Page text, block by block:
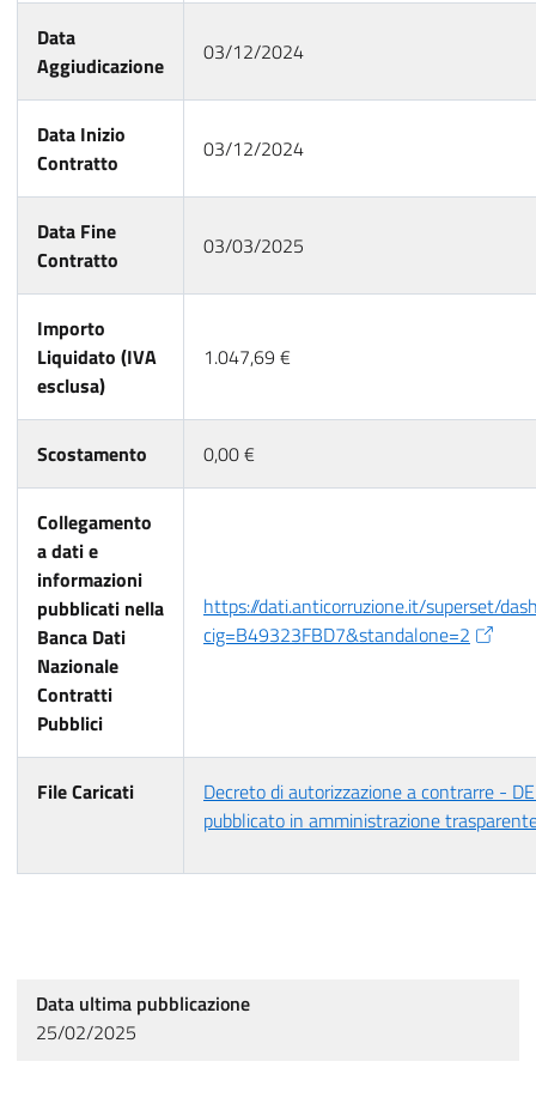
Data
Aggiudicazione
03/12/2024
Data Inizio
Contratto
03/12/2024
Data Fine
Contratto
03/03/2025
Importo
Liquidato (IVA
esclusa)
1.047,69 €
Scostamento 0,00 €
Collegamento
a dati e
informazioni
pubblicati nella
Banca Dati
Nazionale
Contratti
Pubblici
https://dati.anticorruzione.it/superset/
cig=B49323FBD7&standalone=2
File Caricati
Decreto di autorizzazione a contrarre -
pubblicato in amministrazione
Data ultima pubblicazione
25/02/2025